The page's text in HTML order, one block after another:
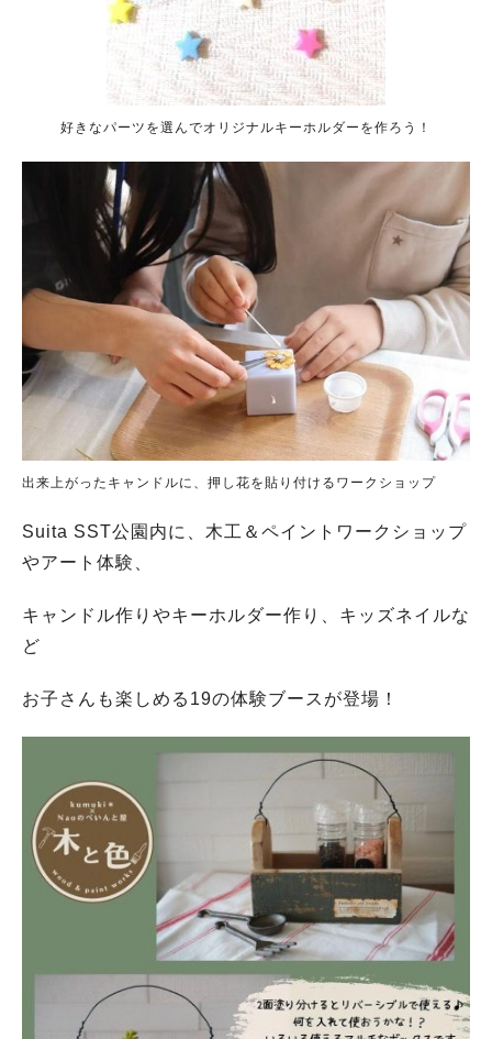
好きなパーツを選んでオリジナルキーホルダーを作ろう！
出来上がったキャンドルに、押し花を貼り付けるワークショップ
Suita SST公園内に、木工＆ペイントワークショップ
やアート体験、
キャンドル作りやキーホルダー作り、キッズネイルな
ど
お子さんも楽しめる19の体験ブースが登場！